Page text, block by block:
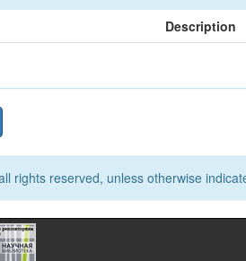
Description
rights reserved, unless otherwise